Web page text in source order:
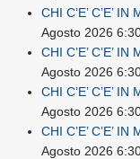
CHI C’E’ C’E’
Agosto 2026
CHI C’E’ C’E’
Agosto 2026
CHI C’E’ C’E’
Agosto 2026
CHI C’E’ C’E’
Agosto 2026